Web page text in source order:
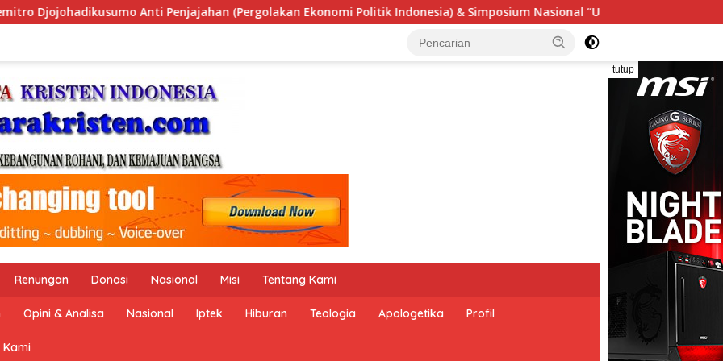
Ekonomi Politik Indonesia) & Simposium Nasional “Urgensi Undang-Undang Perekonomian Nasional dan Kesejahteraan
tutup
Renungan Donasi Nasional Misi Tentang Kami
Opini & Analisa Nasional Iptek Hiburan Teologia Apologetika Profil
Kami